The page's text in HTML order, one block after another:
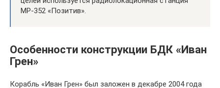
МР-352 «Позитив».
Особенности конструкции БДК «Иван
Грен»
Корабль «Иван Грен» был заложен в декабре 2004 года